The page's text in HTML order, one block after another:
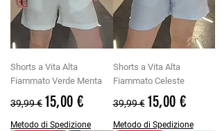
Shorts a Vita Alta
Fiammato Verde Menta
Prezzo regolare
39,99 € Prezzo scontato
15,00 €
Metodo di Spedizione
Shorts a Vita Alta
Fiammato Celeste
Prezzo regolare
39,99 € Prezzo scontato
15,00 €
Metodo di Spedizione